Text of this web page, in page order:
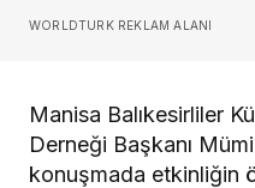
WORLDTURK REKLAM ALANI
Manisa Balıkesirliler
Derneği Başkanı
konuşmada etkinliğin